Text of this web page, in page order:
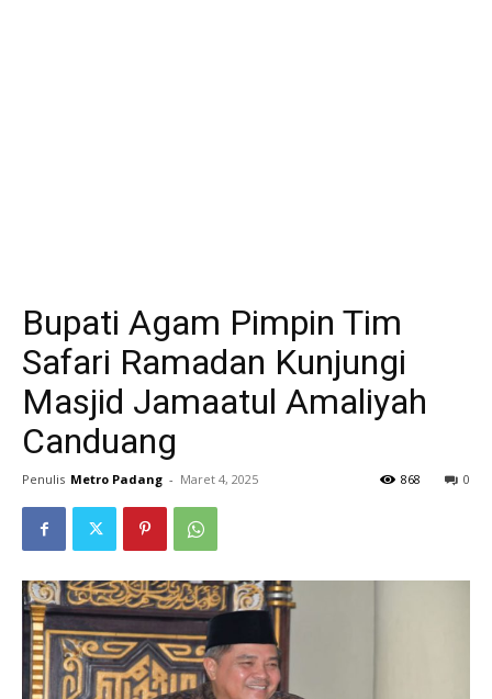
Bupati Agam Pimpin Tim
Safari Ramadan Kunjungi
Masjid Jamaatul Amaliyah
Canduang
Penulis Metro Padang - Maret 4, 2025 0
868